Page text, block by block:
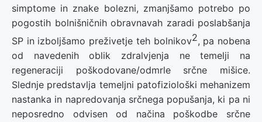
simptome in znake bolezni, zmanjšamo potrebo po
pogostih bolnišničnih obravnavah zaradi poslabšanja
SP in izboljšamo preživetje teh bolnikov2, pa nobena
od navedenih oblik zdralvjenja ne temelji na
regeneraciji poškodovane/odmrle srčne mišice.
Slednje predstavlja temeljni patofiziološki mehanizem
nastanka in napredovanja srčnega popušanja, ki pa ni
neposredno odvisen od načina poškodbe srčne